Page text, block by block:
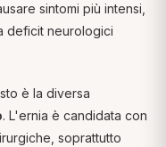
sintomi più intensi,
deficit neurologici
è la diversa
. L'ernia è candidata con
soprattutto